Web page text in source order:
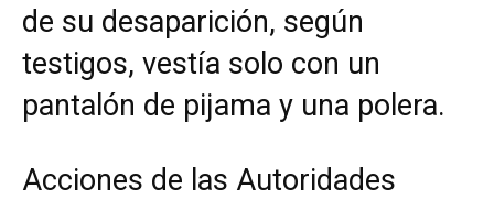
de su desaparición, según
testigos, vestía solo con un
pantalón de pijama y una polera.
Acciones de las Autoridades